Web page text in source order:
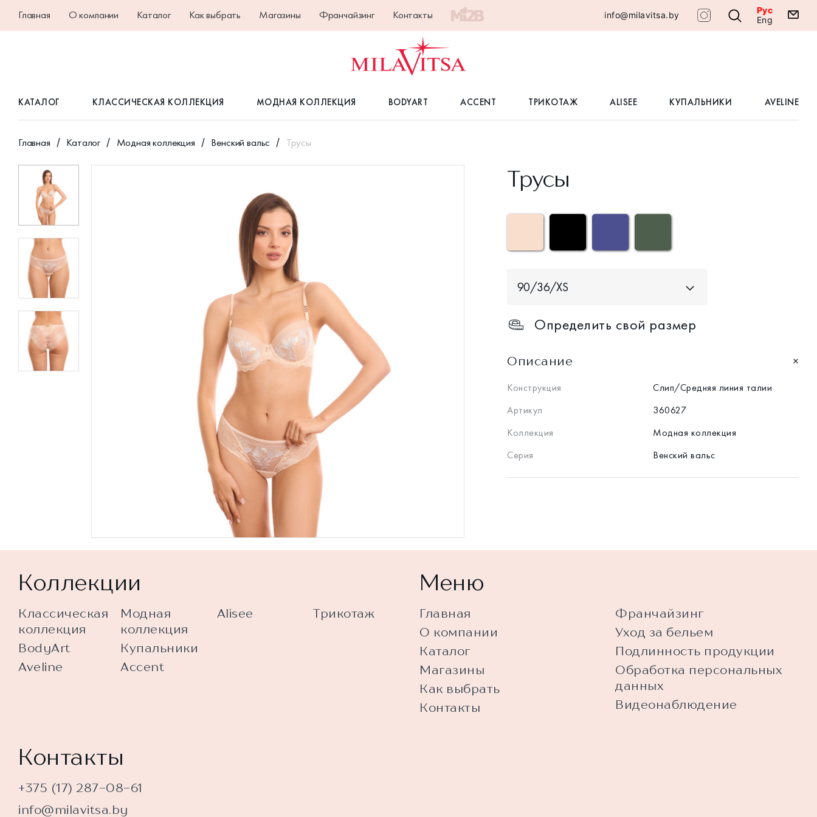
Главная О компании Каталог Как выбрать Магазины Франчайзинг Контакты info@milavitsa.by
Рус
Eng
КАТАЛОГ КЛАССИЧЕСКАЯ КОЛЛЕКЦИЯ МОДНАЯ КОЛЛЕКЦИЯ BODYART ACCENT ТРИКОТАЖ ALISEE КУПАЛЬНИКИ AVELINE
Главная Каталог Модная коллекция Венский вальс Трусы
Трусы
90/36/XS
Определить свой размер
Описание
Конструкция
Слип/Средняя линия талии
Артикул
360627
Коллекция
Модная коллекция
Серия
Венский вальс
Коллекции
Классическая
коллекция
BodyArt
Aveline
Модная
коллекция
Купальники
Accent
Alisee Трикотаж
Меню
Главная
О компании
Каталог
Магазины
Как выбрать
Контакты
Франчайзинг
Уход за бельем
Подлинность продукции
Обработка персональных
данных
Видеонаблюдение
Контакты
+375 (17) 287-08-61
info@milavitsa.by